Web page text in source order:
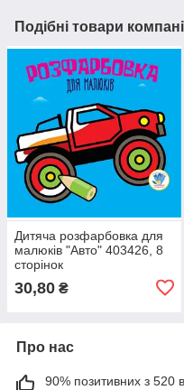
Подібні товари
Дитяча розфарбовка для
малюків "Авто" 403426, 8
сторінок
30,80 ₴
Про нас
90% позитивних з 520